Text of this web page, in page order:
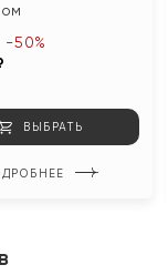
-50%
ВЫБРАТЬ